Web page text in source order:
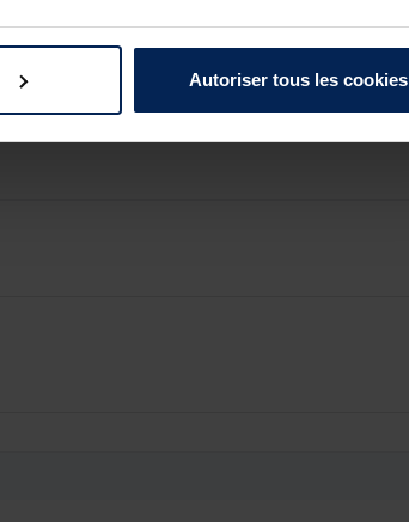
Autoriser tous les cookies